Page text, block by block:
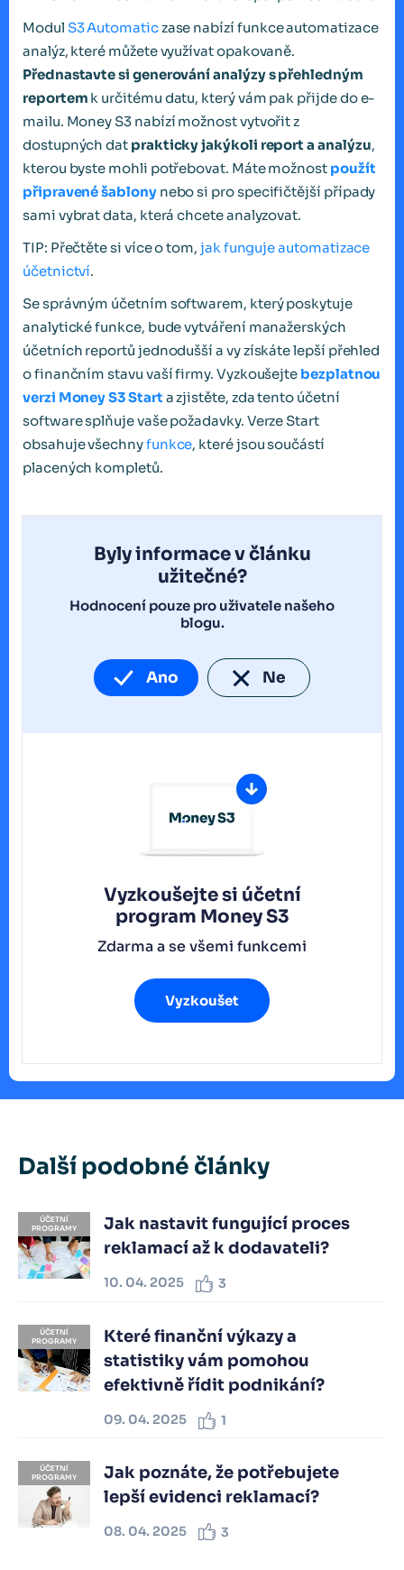
Modul S3 Automaticzase nabízí funkce automatizace
analýz, které můžete využívat opakovaně.
Přednastavte si generování analýzy s přehledným
reportem k určitému datu, který vám pak přijde do e-
mailu. Money S3 nabízí možnost vytvořit z
dostupných dat prakticky jakýkoli report a analýzu,
kterou byste mohli potřebovat. Máte možnost použít
připravené šablonynebo si pro specifičtější případy
sami vybrat data, která chcete analyzovat.
TIP: Přečtěte si více o tom, jak funguje automatizace
účetnictví.
Se správným účetním softwarem, který poskytuje
analytické funkce, bude vytváření manažerských
účetních reportů jednodušší a vy získáte lepší přehled
o finančním stavu vaší firmy. Vyzkoušejte bezplatnou
verzi Money S3 Start a zjistěte, zda tento účetní
software splňuje vaše požadavky. Verze Start
obsahuje všechnyfunkce, které jsou součástí
placených kompletů.
Byly informace v článku
užitečné?
Hodnocení pouze pro uživatele našeho
blogu.
Ano Ne
Vyzkoušejte si účetní
program Money S3
Zdarma a se všemi funkcemi
Vyzkoušet
Další podobné články
ÚČETNÍ
PROGRAMY
Jak nastavit fungující proces
reklamací až k dodavateli?
10. 04. 2025 3
ÚČETNÍ
PROGRAMY
Které finanční výkazy a
statistiky vám pomohou
efektivně řídit podnikání?
09. 04. 2025 1
ÚČETNÍ
PROGRAMY
Jak poznáte, že potřebujete
lepší evidenci reklamací?
08. 04. 2025 3